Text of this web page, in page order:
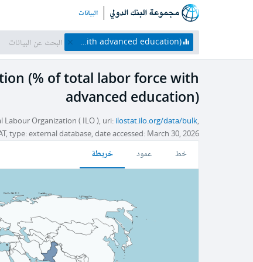
البيانات
Unemployment with advanced education (% of total labor force with advanced education)
(% of total labor force with
advanced education)
Organization ( ILO ), uri: ilostat.ilo.org/data/bulk
type: external database, date accessed: March 30, 2026
خط عمود خريطة